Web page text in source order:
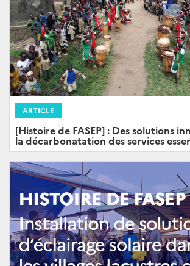
ARTICLE
[Histoire de FASEP] : Des solutions
la décarbonatation des services